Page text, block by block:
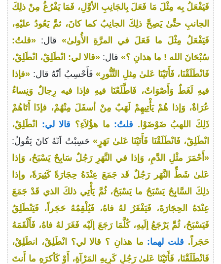
فَيَفْعَلُ بِه مِثْلَ مَا فَعَلَ بِالجَانِبِ الأوَّلِ، فَمَا يَفْرُغُ مِنْ ذلِكَ
الجانبِ حتَّىٰ يَصِحَّ ذلِكَ الجانِبُ كما كانَ، ثمَّ يَعُودُ عليْهِ،
فَيَفْعَلُ مِثْلَ ما فَعَلَ في المرَّةِ الأُولىٰ» قال: «قلتُ:
سُبْحَانَ الله ! ما هذانِ ؟» قال: «قالا لي: انْطَلِقْ، انْطَلِقْ،
فَانْطَلَقْنَا، فَأَتَيْنَا عَلىٰ مِثلِ التَّنُّورِ» فَأَحْسِبُ أنّهُ قال: «فإذا
فيهِ لَغَطٌ وَأَصْوَاتٌ، فَاطَّلَعْنَا فيهِ فإذا فيه رِجالٌ وَنِساءٌ
عُرَاةٌ، وَإذا هُمْ يَأْتِيهِمْ لَهَبٌ مِنْ أسفَلَ مِنْهُمْ، فإذَا أَتَاهُمْ
ذَلِكَ اللهبُ ضَوْضَوْا. قلتُ: ما هؤُلاَءِ؟ قالا لي: انْطَلِقْ،
انْطَلِقْ، فَانْطَلَقْنَا فَأَتَيْنَا عَلىٰ نَهَرٍ» حَسِبْتُ اَنّهُ كانَ يَقُولُ:
«أَحْمَرَ مثْلِ الدَّمِ، وَإذا في النَّهَرِ رَجُلٌ سَابِحٌ يَسْبَحُ، وَإذا
عَلىٰ شَطِّ النَّهَر رَجُلٌ قَد جَمَعَ عِنْدَهُ حِجَارَةً كَثِيرَةً، وإذا
ذلِكَ السَّابِحُ يَسْبَحُ ما يَسْبَحُ، ثُمَّ يَأْتِي ذلكَ الذي قَدْ جَمَعَ
عِنْدَهُ الحِجَارَةَ، فَيَفْغَرُ لهُ فاهُ، فَيُلْقِمُهُ حَجَراً، فَيَنْطَلِقُ
فَيَسْبَحُ، ثُمَّ يَرْجَعُ إلَيهِ، كُلَّمَا رَجَعَ إلَيْه فَغَرَ لهُ فاهُ، فَأَلْقَمَهُ
حَجَراً. قلت لهما: ما هذانِ ؟ قالا لي؟ انْطَلِقْ، انطَلِقْ،
فَانْطَلَقْنَا، فَأَتَيْنَا عَلىٰ رَجُلٍ كَرِيهِ المَرْآةِ، أَوْ كَأكرَهِ ما أَنتَ